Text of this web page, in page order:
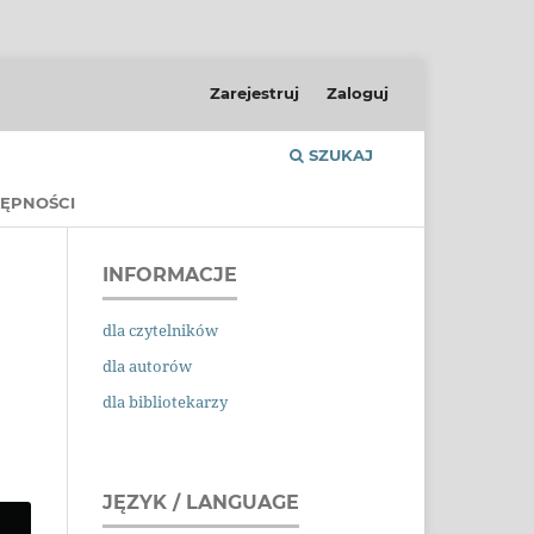
SZUKAJ
Zarejestruj Zaloguj
INFORMACJE
dla czytelników
dla autorów
dla bibliotekarzy
JĘZYK / LANGUAGE